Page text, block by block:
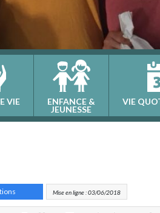
VIE ENFANCE &
JEUNESSE
VIE
Mise en ligne : 03/06/2018